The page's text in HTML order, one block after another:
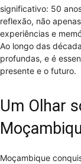
significativo: 50
reflexão, não
experiências e
Ao longo das
profundas, e é
presente e o futuro.
Um Olhar
Moçambique